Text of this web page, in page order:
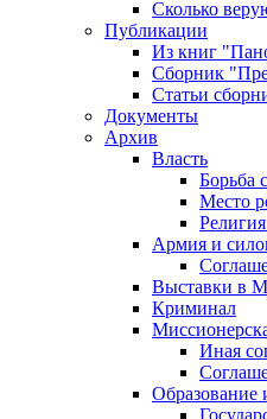
Сколько
Публикации
Из книг
Сборник
Статьи
Документы
Архив
Власть
Борьба
Место
Армия и
Выставки в
Криминал
Иная
Образование